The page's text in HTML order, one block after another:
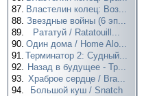
87. Властелин колец: Воз...
88. Звездные войны (6 эп...
89.
Рататуй / Ratatouill...
90. Один дома / Home Alo...
91. Терминатор 2: Судный...
92. Назад в будущее - Тр...
93. Храброе сердце / Bra...
94.
Большой куш / Snatch